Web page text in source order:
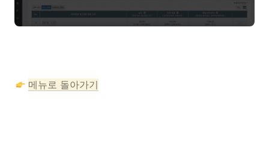
메뉴로 돌아가기